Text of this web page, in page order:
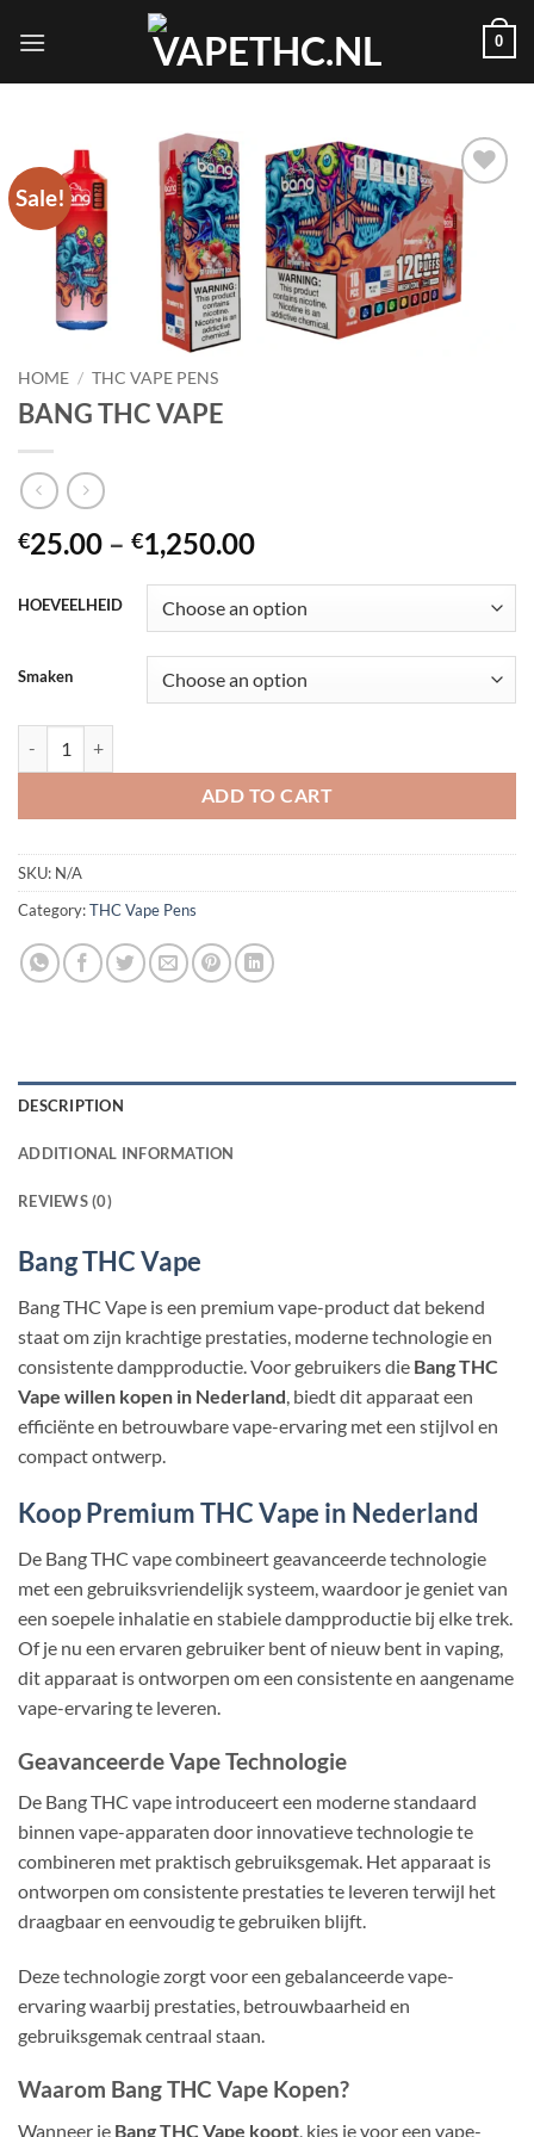
0
Sale!
Add to
wishlist
HOME / THC VAPE PENS
BANG THC VAPE
€25.00 – €1,250.00Price
€25.00
through
€1,250.00
HOEVEELHEID
Smaken
ADD TO CART
SKU: N/A
Category:THC Vape Pens
DESCRIPTION
ADDITIONAL INFORMATION
REVIEWS (0)
Bang THC Vape
Bang THC Vape is een premium vape-product dat bekend
staat om zijn krachtige prestaties, moderne technologie en
consistente dampproductie. Voor gebruikers die Bang THC
Vape willen kopen in Nederland, biedt dit apparaat een
efficiënte en betrouwbare vape-ervaring met een stijlvol en
compact ontwerp.
Koop Premium THC Vape in Nederland
De Bang THC vape combineert geavanceerde technologie
met een gebruiksvriendelijk systeem, waardoor je geniet van
een soepele inhalatie en stabiele dampproductie bij elke trek.
Of je nu een ervaren gebruiker bent of nieuw bent in vaping,
dit apparaat is ontworpen om een consistente en aangename
vape-ervaring te leveren.
Geavanceerde Vape Technologie
De Bang THC vape introduceert een moderne standaard
binnen vape-apparaten door innovatieve technologie te
combineren met praktisch gebruiksgemak. Het apparaat is
ontworpen om consistente prestaties te leveren terwijl het
draagbaar en eenvoudig te gebruiken blijft.
Deze technologie zorgt voor een gebalanceerde vape-
ervaring waarbij prestaties, betrouwbaarheid en
gebruiksgemak centraal staan.
Waarom Bang THC Vape Kopen?
Wanneer je Bang THC Vape koopt , kies je voor een vape-